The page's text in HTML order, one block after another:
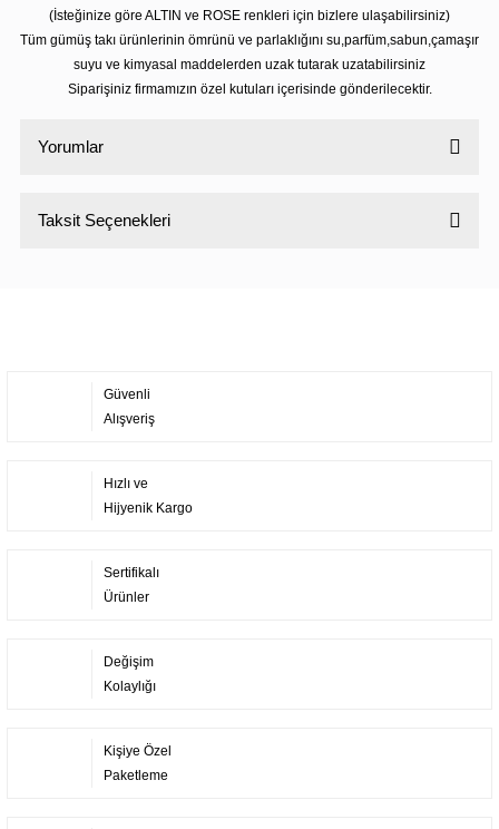
(İsteğinize göre ALTIN ve ROSE renkleri için bizlere ulaşabilirsiniz)
Tüm gümüş takı ürünlerinin ömrünü ve parlaklığını su,parfüm,sabun,çamaşır
suyu ve kimyasal maddelerden uzak tutarak uzatabilirsiniz
Siparişiniz firmamızın özel kutuları içerisinde gönderilecektir.
Yorumlar
Taksit Seçenekleri
Güvenli
Alışveriş
Hızlı ve
Hijyenik Kargo
Sertifikalı
Ürünler
Değişim
Kolaylığı
Kişiye Özel
Paketleme